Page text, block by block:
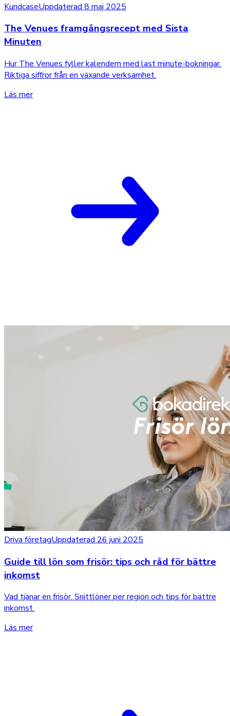
KundcaseUppdaterad 8 maj 2025
The Venues framgångsrecept med Sista
Minuten
Hur The Venues fyller kalendern med last minute-bokningar.
Riktiga siffror från en växande verksamhet.
Läs mer
Driva företagUppdaterad 26 juni 2025
Guide till lön som frisör: tips och råd för bättre
inkomst
Vad tjänar en frisör. Snittlöner per region och tips för bättre
inkomst.
Läs mer